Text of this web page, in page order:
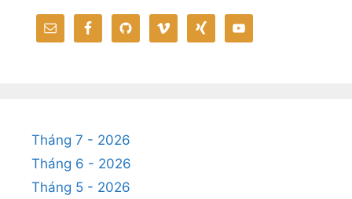
Tháng 7 - 2026
Tháng 6 - 2026
Tháng 5 - 2026